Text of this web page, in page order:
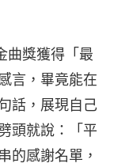
曲獎獲得「最
言，畢竟能在
話，展現自己
頭就說：「平
的感謝名單，